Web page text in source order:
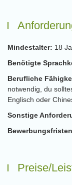
Mindestalter: 18
Benötigte
Berufliche
notwendig, du
Englisch oder
Sonstige
Preise/